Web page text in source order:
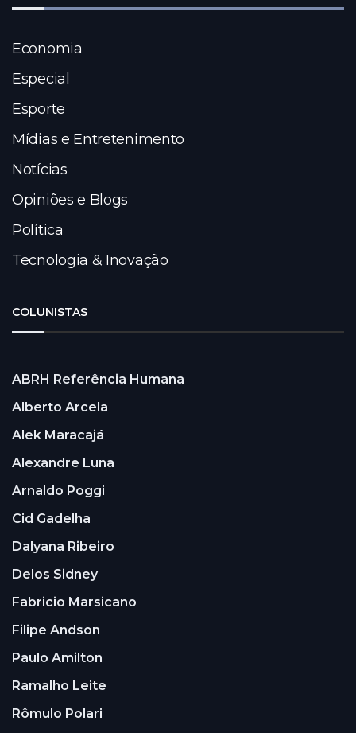
Economia
Especial
Esporte
Mídias e Entretenimento
Notícias
Opiniões e Blogs
Política
Tecnologia & Inovação
COLUNISTAS
ABRH Referência Humana
Alberto Arcela
Alek Maracajá
Alexandre Luna
Arnaldo Poggi
Cid Gadelha
Dalyana Ribeiro
Delos Sidney
Fabricio Marsicano
Filipe Andson
Paulo Amilton
Ramalho Leite
Rômulo Polari